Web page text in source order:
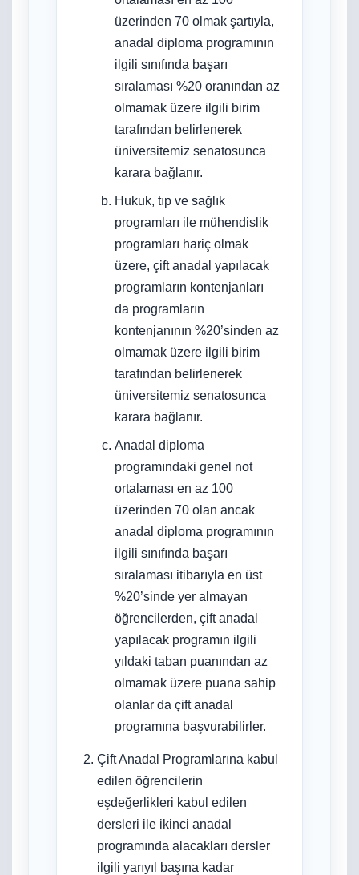
üzerinden 70 olmak şartıyla,
anadal diploma programının
ilgili sınıfında başarı
sıralaması %20 oranından az
olmamak üzere ilgili birim
tarafından belirlenerek
üniversitemiz senatosunca
karara bağlanır.
Hukuk, tıp ve sağlık
programları ile mühendislik
programları hariç olmak
üzere, çift anadal yapılacak
programların kontenjanları
da programların
kontenjanının %20’sinden az
olmamak üzere ilgili birim
tarafından belirlenerek
üniversitemiz senatosunca
karara bağlanır.
Anadal diploma
programındaki genel not
ortalaması en az 100
üzerinden 70 olan ancak
anadal diploma programının
ilgili sınıfında başarı
sıralaması itibarıyla en üst
%20’sinde yer almayan
öğrencilerden, çift anadal
yapılacak programın ilgili
yıldaki taban puanından az
olmamak üzere puana sahip
olanlar da çift anadal
programına başvurabilirler.
Çift Anadal Programlarına kabul
edilen öğrencilerin
eşdeğerlikleri kabul edilen
dersleri ile ikinci anadal
programında alacakları dersler
ilgili yarıyıl başına kadar